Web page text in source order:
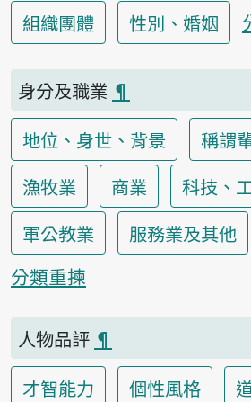
組織團體 性別、婚姻
身分及職業 ¶
地位、身世、背景
稱謂
漁牧業
商業
科技、
軍公教業
服務業及其他
分類重揀
人物品評 ¶
才智能力
個性風格